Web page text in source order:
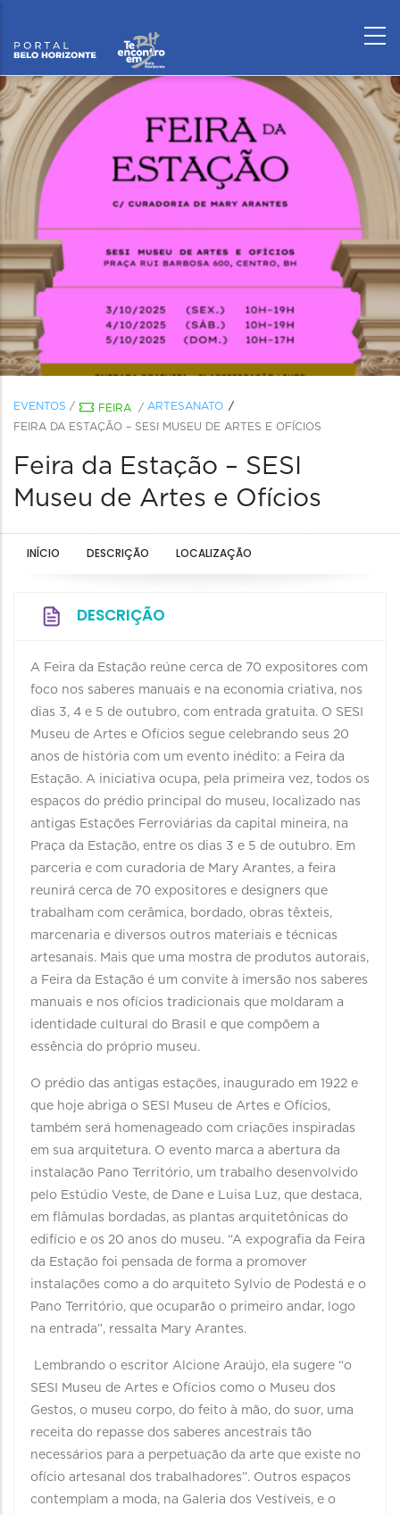
EVENTOS / FEIRA / ARTESANATO
FEIRA DA ESTAÇÃO – SESI MUSEU DE ARTES E OFÍCIOS
Feira da Estação – SESI
Museu de Artes e Ofícios
INÍCIO DESCRIÇÃO LOCALIZAÇÃO
DESCRIÇÃO
A Feira da Estação reúne cerca de 70 expositores com
foco nos saberes manuais e na economia criativa, nos
dias 3, 4 e 5 de outubro, com entrada gratuita. O SESI
Museu de Artes e Ofícios segue celebrando seus 20
anos de história com um evento inédito: a Feira da
Estação. A iniciativa ocupa, pela primeira vez, todos os
espaços do prédio principal do museu, localizado nas
antigas Estações Ferroviárias da capital mineira, na
Praça da Estação, entre os dias 3 e 5 de outubro. Em
parceria e com curadoria de Mary Arantes, a feira
reunirá cerca de 70 expositores e designers que
trabalham com cerâmica, bordado, obras têxteis,
marcenaria e diversos outros materiais e técnicas
artesanais. Mais que uma mostra de produtos autorais,
a Feira da Estação é um convite à imersão nos saberes
manuais e nos ofícios tradicionais que moldaram a
identidade cultural do Brasil e que compõem a
essência do próprio museu.
O prédio das antigas estações, inaugurado em 1922 e
que hoje abriga o SESI Museu de Artes e Ofícios,
também será homenageado com criações inspiradas
em sua arquitetura. O evento marca a abertura da
instalação Pano Território, um trabalho desenvolvido
pelo Estúdio Veste, de Dane e Luisa Luz, que destaca,
em flâmulas bordadas, as plantas arquitetônicas do
edifício e os 20 anos do museu. “A expografia da Feira
da Estação foi pensada de forma a promover
instalações como a do arquiteto Sylvio de Podestá e o
Pano Território, que ocuparão o primeiro andar, logo
na entrada”, ressalta Mary Arantes.
Lembrando o escritor Alcione Araújo, ela sugere “o
SESI Museu de Artes e Ofícios como o Museu dos
Gestos, o museu corpo, do feito à mão, do suor, uma
receita do repasse dos saberes ancestrais tão
necessários para a perpetuação da arte que existe no
ofício artesanal dos trabalhadores”. Outros espaços
contemplam a moda, na Galeria dos Vestíveis, e o